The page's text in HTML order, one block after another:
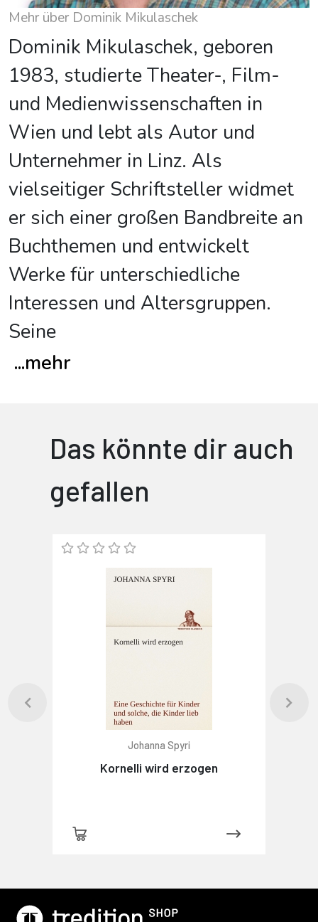
Mehr über Dominik Mikulaschek
Dominik Mikulaschek, geboren
1983, studierte Theater-, Film-
und Medienwissenschaften in
Wien und lebt als Autor und
Unternehmer in Linz. Als
vielseitiger Schriftsteller widmet
er sich einer großen Bandbreite an
Buchthemen und entwickelt
Werke für unterschiedliche
Interessen und Altersgruppen.
Seine
...mehr
Das könnte dir auch
gefallen
Johanna Spyri
Kornelli wird erzogen